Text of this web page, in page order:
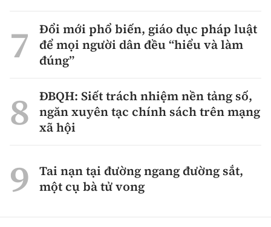
Đổi mới phổ biến, giáo dục pháp luật
để mọi người dân đều “hiểu và làm
đúng”
ĐBQH: Siết trách nhiệm nền tảng số,
ngăn xuyên tạc chính sách trên mạng
xã hội
Tai nạn tại đường ngang đường sắt,
một cụ bà tử vong